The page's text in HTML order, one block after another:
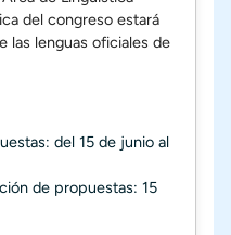
del congreso estará
las lenguas oficiales de
del 15 de junio al
de propuestas: 15